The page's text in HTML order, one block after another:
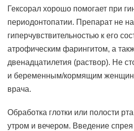
Гексорал хорошо помогает при
периодонтопатии. Препарат не
гиперчувствительностью к его
атрофическим фарингитом, а
двенадцатилетия (раствор). Не
и беременным/кормящим
врача.
Обработка глотки или полости
утром и вечером. Введение